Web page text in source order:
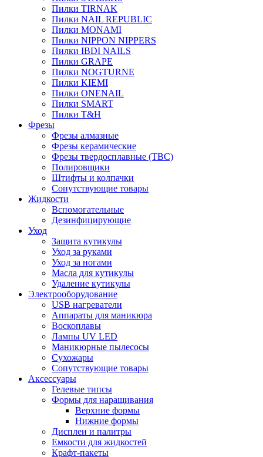
Пилки TIRNAK
Пилки NAIL REPUBLIC
Пилки MONAMI
Пилки NIPPON NIPPERS
Пилки IBDI NAILS
Пилки GRAPE
Пилки NOGTURNE
Пилки KIEMI
Пилки ONENAIL
Пилки SMART
Пилки T&H
Фрезы
Фрезы алмазные
Фрезы керамические
Фрезы твердосплавные (ТВС)
Полировщики
Штифты и колпачки
Сопутствующие товары
Жидкости
Вспомогательные
Дезинфицирующие
Уход
Защита кутикулы
Уход за руками
Уход за ногами
Масла для кутикулы
Удаление кутикулы
Электрооборудование
USB нагреватели
Аппараты для маникюра
Воскоплавы
Лампы UV LED
Маникюрные пылесосы
Сухожары
Сопутствующие товары
Аксессуары
Гелевые типсы
Формы для наращивания
Верхние формы
Нижние формы
Дисплеи и палитры
Емкости для жидкостей
Крафт-пакеты